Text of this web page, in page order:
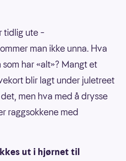
tidlig ute –
man ikke unna. Hva
har «alt»? Mangt et
blir lagt under juletreet
men hva med å drysse
raggsokkene med
ut i hjørnet til